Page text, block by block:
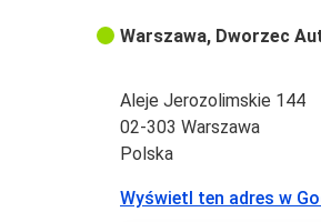
Warszawa, Dworzec
Aleje Jerozolimskie 144
02-303 Warszawa
Polska
Wyświetl ten adres w